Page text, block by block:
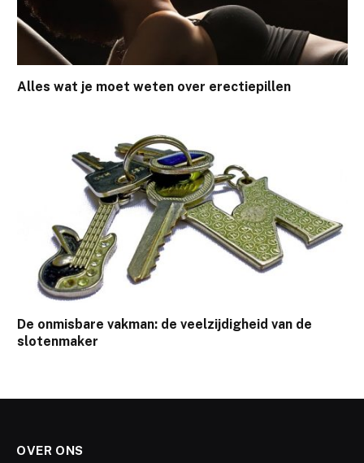
Alles wat je moet weten over erectiepillen
De onmisbare vakman: de veelzijdigheid van de
slotenmaker
OVER ONS